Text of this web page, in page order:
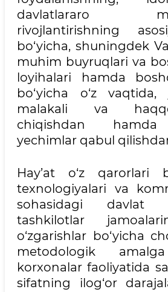
davlatlararo
rivojlantirishning
bo‘yicha, shuningdek
muhim buyruqlari va
loyihalari hamda
bo‘yicha o‘z vaqtida,
malakali va
chiqishdan hamda
yechimlar qabul
Hay’at o‘z qarorlari
texnologiyalari va
sohasidagi davlat
tashkilotlar
o‘zgarishlar bo‘yicha
metodologik
korxonalar faoliyatida
sifatning ilog‘or